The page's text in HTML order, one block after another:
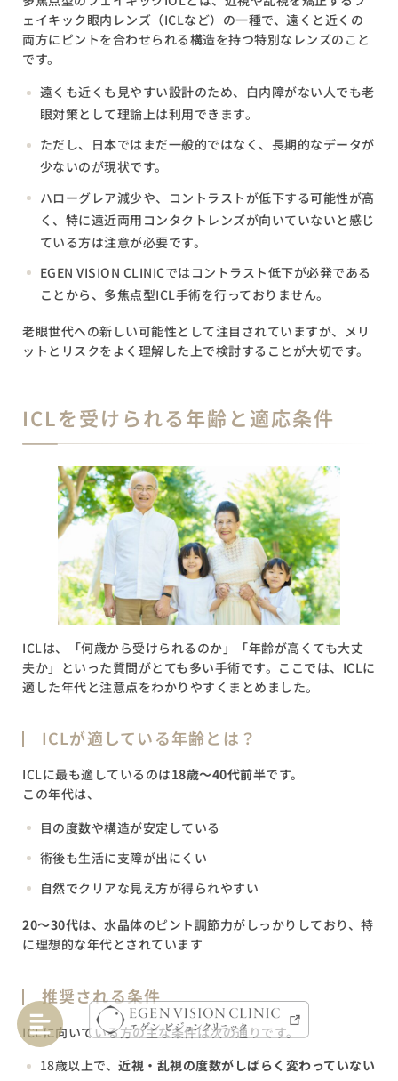
ェイキック眼内レンズ（ICLなど）の一種で、遠くと近くの
両方にピントを合わせられる構造を持つ特別なレンズのこと
です。
遠くも近くも見やすい設計のため、白内障がない人でも老
眼対策として理論上は利用できます。
ただし、日本ではまだ一般的ではなく、長期的なデータが
少ないのが現状です。
ハローグレア減少や、コントラストが低下する可能性が高
く、特に遠近両用コンタクトレンズが向いていないと感じ
ている方は注意が必要です。
EGEN VISION CLINICではコントラスト低下が必発である
ことから、多焦点型ICL手術を行っておりません。
老眼世代への新しい可能性として注目されていますが、メリ
ットとリスクをよく理解した上で検討することが大切です。
ICLを受けられる年齢と適応条件
ICLは、「何歳から受けられるのか」「年齢が高くても大丈
夫か」といった質問がとても多い手術です。ここでは、ICLに
適した年代と注意点をわかりやすくまとめました。
ICLが適している年齢とは？
ICLに最も適しているのは18歳〜40代前半です。
この年代は、
目の度数や構造が安定している
術後も生活に支障が出にくい
自然でクリアな見え方が得られやすい
20〜30代は、水晶体のピント調節力がしっかりしており、特
に理想的な年代とされています
推奨される条件
ICLに向いている方の主な条件は次の通りです。
18歳以上で、近視・乱視の度数がしばらく変わっていない